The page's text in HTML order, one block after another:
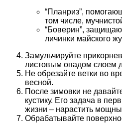
“Планриз”,
том числе,
“Боверин”,
личинки майского
Замульчируйте
листовым опадом слоем
Не обрезайте ветки во
весной.
После зимовки не
кустику. Его задача в
жизни – нарастить
Обрабатывайте